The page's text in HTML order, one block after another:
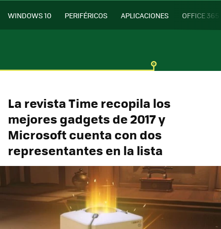
WINDOWS 10 PERIFÉRICOS APLICACIONES OFFICE 365
La revista Time recopila los
mejores gadgets de 2017 y
Microsoft cuenta con dos
representantes en la lista